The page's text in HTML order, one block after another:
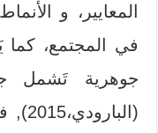
المعايير، و
في المجتمع، كما
جوهرية تَشمل